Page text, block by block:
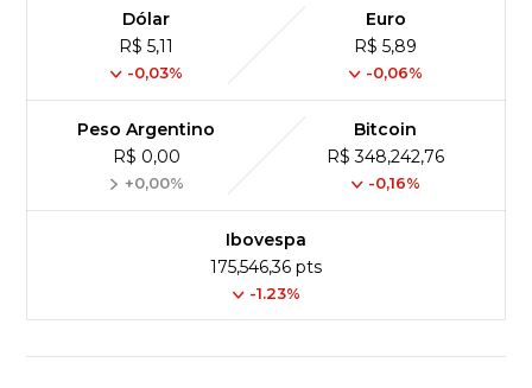
Dólar
R$ 5,11
-0,03%
Euro
R$ 5,89
-0,06%
Peso Argentino
R$ 0,00
+0,00%
Bitcoin
R$ 348,242,76
-0,16%
Ibovespa
175,546,36 pts
-1.23%